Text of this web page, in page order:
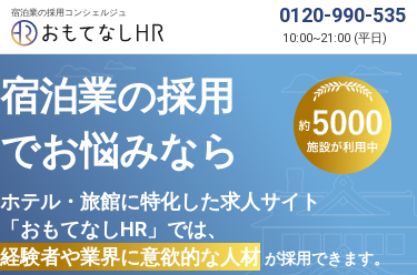
宿泊業の採用コンシェルジュ 0120-990-535
10:00~21:00 (平日)
宿泊業の採用
でお悩みなら
ホテル・旅館に特化した求人サイト
「おもてなしHR」では、
経験者や業界に意欲的な人材 が採用できます。